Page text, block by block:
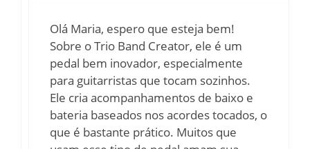
Olá Maria, espero que esteja bem!
Sobre o Trio Band Creator, ele é um
pedal bem inovador, especialmente
para guitarristas que tocam sozinhos.
Ele cria acompanhamentos de baixo e
bateria baseados nos acordes tocados, o
que é bastante prático. Muitos que